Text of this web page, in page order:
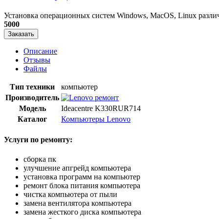
Установка операционных систем Windows, MacOS, Linux
5000
Заказать
Описание
Отзывы
Файлы
Тип техники
компьютер
Производитель
Модель
Ideacentre K330RUR714
Каталог
Компьютеры Lenovo
Услуги по ремонту:
сборка пк
улучшение апгрейд компьютера
установка программ на компьютер
ремонт блока питания компьютера
чистка компьютера от пыли
замена вентилятора компьютера
замена жесткого диска компьютера